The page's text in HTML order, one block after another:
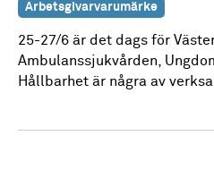
Arbetsgivarvarumärke
25-27/6 är det dags för
Ambulanssjukvården,
Hållbarhet är några av